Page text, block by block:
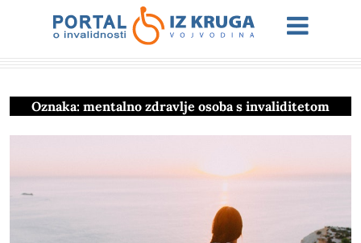
Oznaka: mentalno zdravlje osoba s invaliditetom